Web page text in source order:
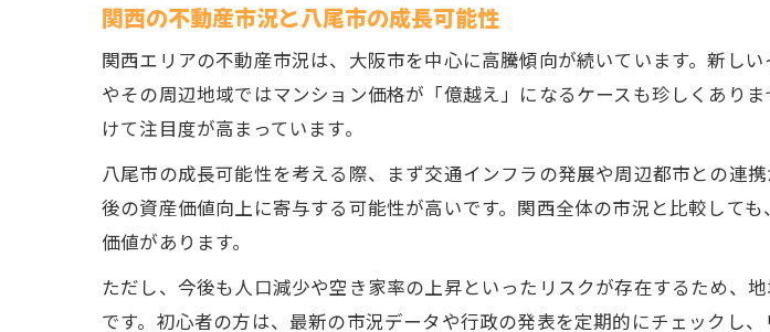
関西の不動産市況と八尾市の成長可能性
関西エリアの不動産市況は、大阪市を中心に高騰傾向が続いています。新し
やその周辺地域ではマンション価格が「億越え」になるケースも珍しくあり
けて注目度が高まっています。
八尾市の成長可能性を考える際、まず交通インフラの発展や周辺都市との連
後の資産価値向上に寄与する可能性が高いです。関西全体の市況と比較して
価値があります。
ただし、今後も人口減少や空き家率の上昇といったリスクが存在するため、
です。初心者の方は、最新の市況データや行政の発表を定期的にチェックし